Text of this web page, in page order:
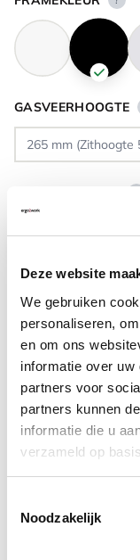
Deze website
We gebruiken
personaliseren,
en om ons
informatie over
partners voor
partners kunnen
informatie die u
verzameld op
Noodzakelijk
GASVEERHOOGTE
VOETENRING ?
VOETENSTER IN
Beschikbaar
Levertijd: 3-6